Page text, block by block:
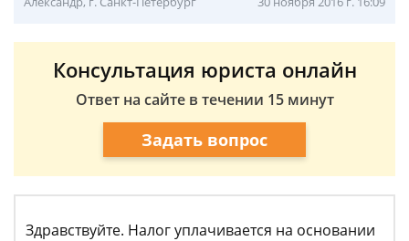
Консультация юриста онлайн
Ответ на сайте в течении 15 минут
Задать вопрос
Здравствуйте. Налог уплачивается на основании